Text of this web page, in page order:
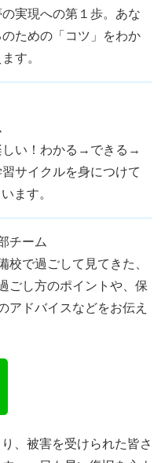
実現への第１歩。あな
ための「コツ」をわか
す。
しい！わかる→できる→
サイクルを身につけて
ます。
チーム
校で過ごして見てきた、
ごし方のポイントや、保
アドバイスなどをお伝え
、被害を受けられた皆さ